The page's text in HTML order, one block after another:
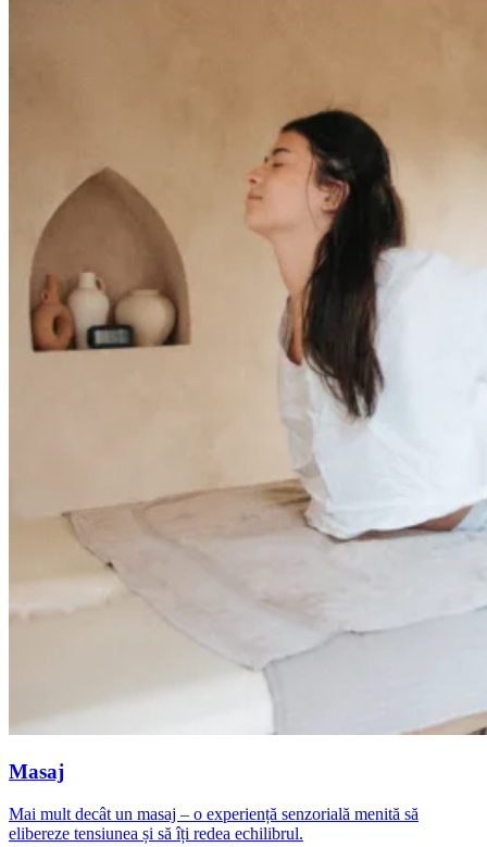
Masaj
Mai mult decât un masaj – o experiență senzorială menită să
elibereze tensiunea și să îți redea echilibrul.